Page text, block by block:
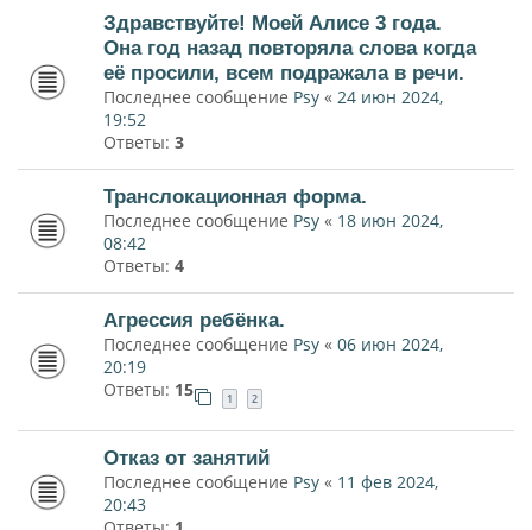
Здравствуйте! Моей Алисе 3 года.
Она год назад повторяла слова когда
её просили, всем подражала в речи.
Последнее сообщение Psy « 24 июн 2024,
19:52
Ответы: 3
Транслокационная форма.
Последнее сообщение Psy « 18 июн 2024,
08:42
Ответы: 4
Агрессия ребёнка.
Последнее сообщение Psy « 06 июн 2024,
20:19
Ответы: 15 1 2
Отказ от занятий
Последнее сообщение Psy « 11 фев 2024,
20:43